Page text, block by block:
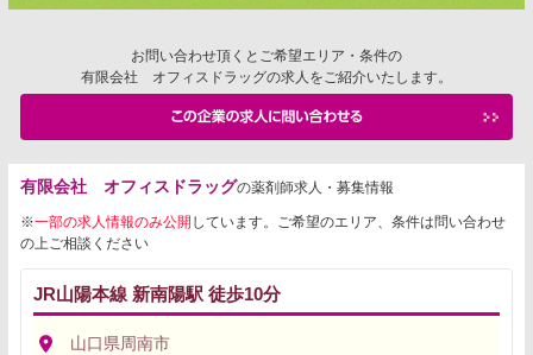
お問い合わせ頂くとご希望エリア・条件の
有限会社 オフィスドラッグの求人をご紹介いたします。
有限会社 オフィスドラッグの薬剤師求人・募集情報
※一部の求人情報のみ公開 しています。ご希望のエリア、条件は問い合わせ
の上ご相談ください
JR山陽本線 新南陽駅 徒歩10分
山口県周南市